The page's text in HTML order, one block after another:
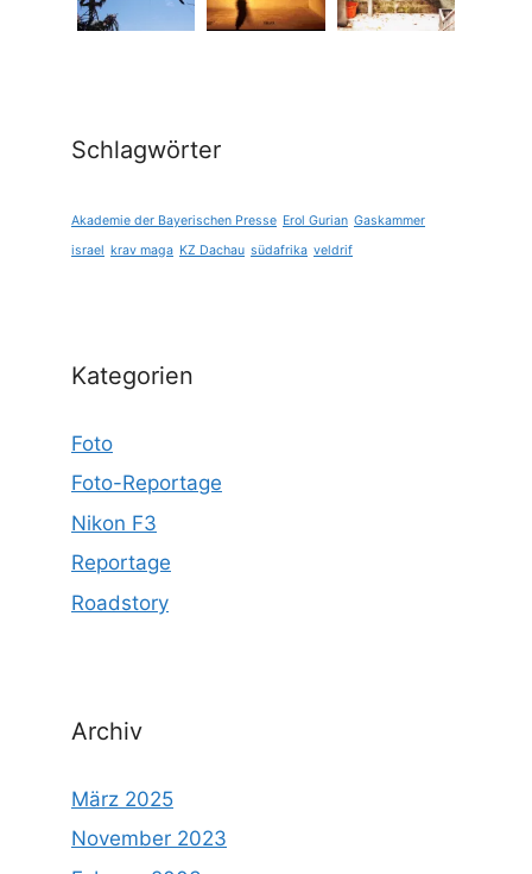
Schlagwörter
Akademie der Bayerischen Presse Erol Gurian Gaskammer
israel krav maga KZ Dachau südafrika veldrif
Kategorien
Foto
Foto-Reportage
Nikon F3
Reportage
Roadstory
Archiv
März 2025
November 2023